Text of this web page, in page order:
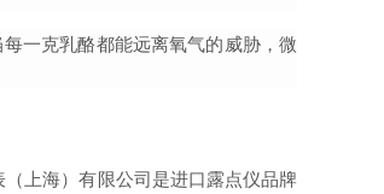
一克乳酪都能远离氧气的威胁，微
上海）有限公司是进口露点仪品牌